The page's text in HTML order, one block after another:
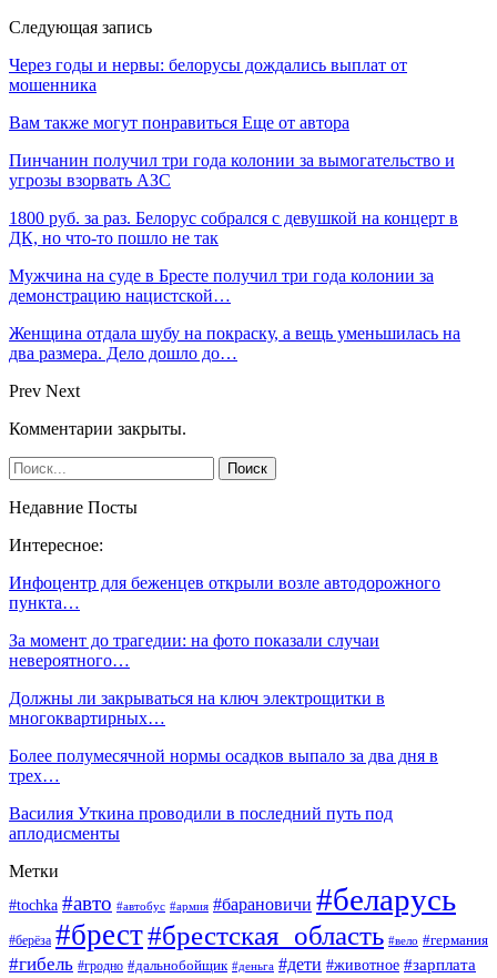
Следующая запись
Через годы и нервы: белорусы дождались выплат от
мошенника
Вам также могут понравиться Еще от автора
Пинчанин получил три года колонии за вымогательство и
угрозы взорвать АЗС
1800 руб. за раз. Белорус собрался с девушкой на концерт в
ДК, но что-то пошло не так
Мужчина на суде в Бресте получил три года колонии за
демонстрацию нацистской…
Женщина отдала шубу на покраску, а вещь уменьшилась на
два размера. Дело дошло до…
Prev Next
Комментарии закрыты.
Недавние Посты
Интересное:
Инфоцентр для беженцев открыли возле автодорожного
пункта…
За момент до трагедии: на фото показали случаи
невероятного…
Должны ли закрываться на ключ электрощитки в
многоквартирных…
Более полумесячной нормы осадков выпало за два дня в
трех…
Василия Уткина проводили в последний путь под
аплодисменты
Метки
#tochka #авто #автобус #армия #барановичи #беларусь
#берёза #брест#брестская_область #вело #германия
#гибель #гродно #дальнобойщик #деньга #дети #животное #зарплата